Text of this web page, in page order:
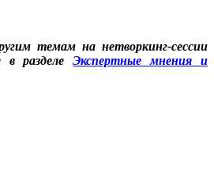
темам на нетворкинг-сессии
в разделеЭкспертные мнения и